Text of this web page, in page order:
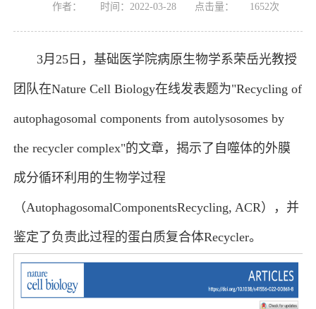
作者： 时间：2022-03-28 点击量： 1652次
3月25日，基础医学院病原生物学系荣岳光教授
团队在Nature Cell Biology在线发表题为"Recycling of
autophagosomal components from autolysosomes by
the recycler complex"的文章，揭示了自噬体的外膜
成分循环利用的生物学过程
（AutophagosomalComponentsRecycling, ACR），并
鉴定了负责此过程的蛋白质复合体Recycler。